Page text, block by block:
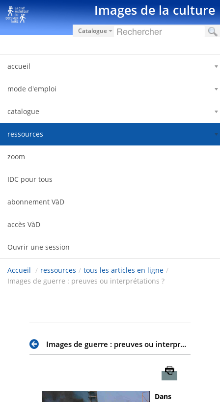
Saut au contenu Images de la culture
Catalogue
accueil
mode d'emploi
catalogue
ressources
zoom
IDC pour tous
abonnement VàD
accès VàD
Ouvrir une session
Accueil / ressources / tous les articles en ligne /
Images de guerre : preuves ou interprétations ?
Images de guerre : preuves ou interprétations ?
Dans